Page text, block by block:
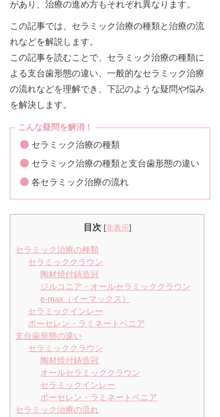
があり、治療の進め方もそれぞれ異なります。
この記事では、セラミック治療の種類と治療の流
れなどを解説します。
この記事を読むことで、セラミック治療の種類に
よる支台歯形態の違い、一般的なセラミック治療
の流れなどを理解でき、下記のような疑問や悩み
を解決します。
こんな疑問を解消！
セラミック治療の種類
セラミック治療の種類と支台歯形態の違い
各セラミック治療の流れ
目次 [非表示]
セラミック治療の種類
セラミッククラウン
陶材焼付鋳造冠
ジルコニア・オールセラミッククラウン
e-max（イーマックス）
セラミックインレー
ポーセレン・ラミネートベニア
支台歯形態の違い
セラミッククラウン
陶材焼付鋳造冠
オールセラミッククラウン
セラミックインレー
ポーセレン・ラミネートベニア
セラミック治療の流れ